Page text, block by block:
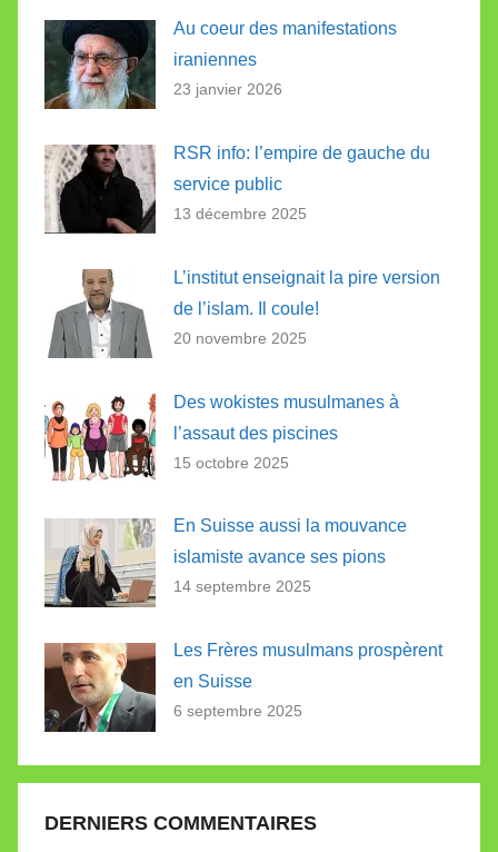
Au coeur des manifestations
iraniennes
23 janvier 2026
RSR info: l’empire de gauche du
service public
13 décembre 2025
L’institut enseignait la pire version
de l’islam. Il coule!
20 novembre 2025
Des wokistes musulmanes à
l’assaut des piscines
15 octobre 2025
En Suisse aussi la mouvance
islamiste avance ses pions
14 septembre 2025
Les Frères musulmans prospèrent
en Suisse
6 septembre 2025
DERNIERS COMMENTAIRES